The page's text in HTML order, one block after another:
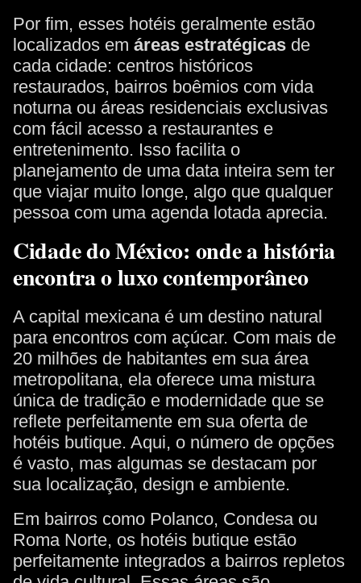
Por fim, esses hotéis geralmente estão
localizados em áreas estratégicas de
cada cidade: centros históricos
restaurados, bairros boêmios com vida
noturna ou áreas residenciais exclusivas
com fácil acesso a restaurantes e
entretenimento. Isso facilita o
planejamento de uma data inteira sem ter
que viajar muito longe, algo que qualquer
pessoa com uma agenda lotada aprecia.
Cidade do México: onde a história
encontra o luxo contemporâneo
A capital mexicana é um destino natural
para encontros com açúcar. Com mais de
20 milhões de habitantes em sua área
metropolitana, ela oferece uma mistura
única de tradição e modernidade que se
reflete perfeitamente em sua oferta de
hotéis butique. Aqui, o número de opções
é vasto, mas algumas se destacam por
sua localização, design e ambiente.
Em bairros como Polanco, Condesa ou
Roma Norte, os hotéis butique estão
perfeitamente integrados a bairros repletos